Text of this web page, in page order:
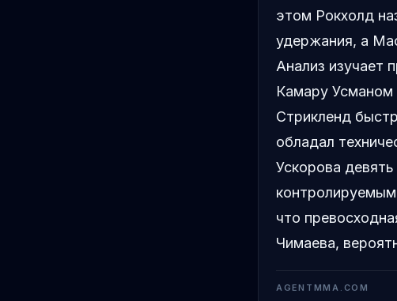
этом Рокхолд
удержания, а
Анализ изучает
Камару Усманом
Стрикленд
обладал
Ускорова
что
Чимаева,
AGENTMMA.COM